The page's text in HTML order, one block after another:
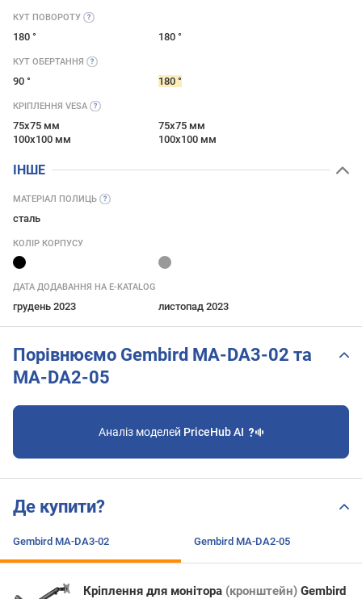
КУТ ПОВОРОТУ
180 ° 180 °
КУТ ОБЕРТАННЯ
90 ° 180 °
КРІПЛЕННЯ VESA
75x75 мм
100x100 мм
75x75 мм
100x100 мм
ІНШЕ
МАТЕРІАЛ ПОЛИЦЬ
сталь
КОЛІР КОРПУСУ
ДАТА ДОДАВАННЯ НА E-KATALOG
грудень 2023 листопад 2023
Порівнюємо Gembird MA-DA3-02 та
MA-DA2-05
Аналіз моделей PriceHub AI
Де купити?
Gembird MA-DA3-02 Gembird MA-DA2-05
Кріплення для монітора (кронштейн) Gembird